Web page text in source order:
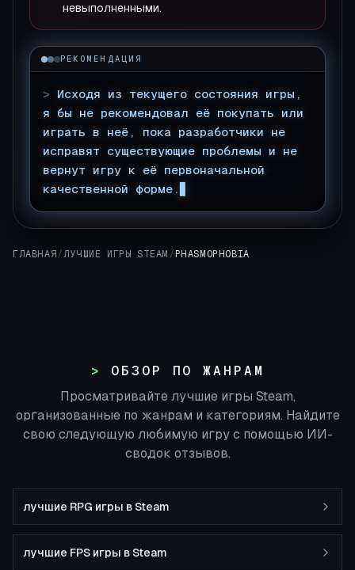
невыполненными.
РЕКОМЕНДАЦИЯ
> Исходя из текущего состояния игры,
я бы не рекомендовал её покупать или
играть в неё, пока разработчики не
исправят существующие проблемы и не
вернут игру к её первоначальной
качественной форме.
ГЛАВНАЯ /ЛУЧШИЕ ИГРЫ STEAM / PHASMOPHOBIA
ОБЗОР ПО ЖАНРАМ
Просматривайте лучшие игры Steam,
организованные по жанрам и категориям. Найдите
свою следующую любимую игру с помощью ИИ-
сводок отзывов.
лучшие RPG игры в Steam
лучшие FPS игры в Steam